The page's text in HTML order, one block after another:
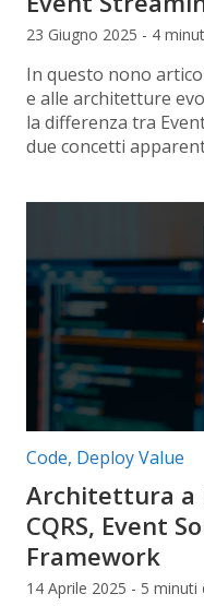
23 Giugno 2025 - 4
In questo nono
e alle architetture
la differenza tra
due concetti
Categorie articolo:
Code, Deploy Value
Architettura a
CQRS, Event
Framework
14 Aprile 2025 - 5 minuti